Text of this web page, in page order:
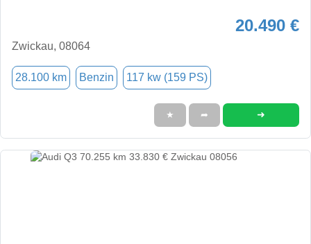
20.490 €
Zwickau, 08064
28.100 km Benzin 117 kw (159 PS)
★ ➦ ➜